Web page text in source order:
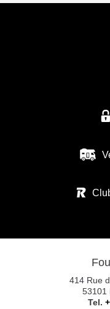
414 Rue
53101
Tel.